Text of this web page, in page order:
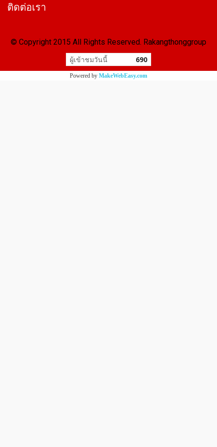
ติดต่อเรา
© Copyright 2015 All Rights Reserved. Rakangthonggroup
ผู้เข้าชมวันนี้
690
Powered by MakeWebEasy.com